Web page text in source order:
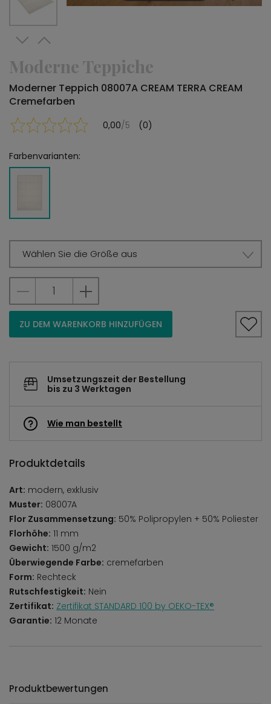
Moderne Teppiche
Moderner Teppich 08007A CREAM TERRA CREAM
Cremefarben
0,00/5 (0)
Farbenvarianten:
Wählen Sie die Größe aus
ZU DEM WARENKORB HINZUFÜGEN
Umsetzungszeit der Bestellung
bis zu 3 Werktagen
Wie man bestellt
Produktdetails
Art: modern, exklusiv
Muster: 08007A
Flor Zusammensetzung: 50% Polipropylen + 50% Poliester
Florhöhe: 11 mm
Gewicht: 1500 g/m2
Überwiegende Farbe: cremefarben
Form: Rechteck
Rutschfestigkeit: Nein
Zertifikat: Zertifikat STANDARD 100 by OEKO-TEX®
Garantie: 12 Monate
Produktbewertungen